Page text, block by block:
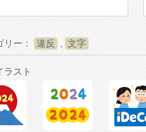
リー： 違反 , 文字
ラスト